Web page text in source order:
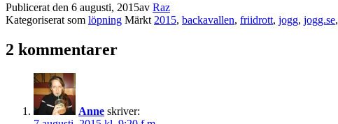
Publicerat den 6 augusti, 2015av Raz
Kategoriserat som löpning Märkt 2015, backavallen, friidrott, jogg, jogg.se,
2 kommentarer
Anne skriver: